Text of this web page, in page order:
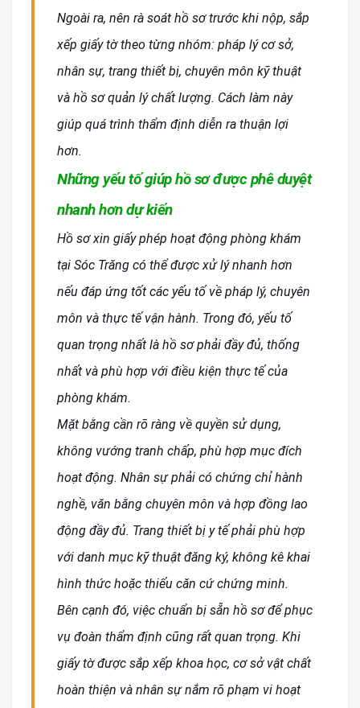
Ngoài ra, nên rà soát hồ sơ trước khi nộp, sắp
xếp giấy tờ theo từng nhóm: pháp lý cơ sở,
nhân sự, trang thiết bị, chuyên môn kỹ thuật
và hồ sơ quản lý chất lượng. Cách làm này
giúp quá trình thẩm định diễn ra thuận lợi
hơn.
Những yếu tố giúp hồ sơ được phê duyệt
nhanh hơn dự kiến
Hồ sơ xin giấy phép hoạt động phòng khám
tại Sóc Trăng có thể được xử lý nhanh hơn
nếu đáp ứng tốt các yếu tố về pháp lý, chuyên
môn và thực tế vận hành. Trong đó, yếu tố
quan trọng nhất là hồ sơ phải đầy đủ, thống
nhất và phù hợp với điều kiện thực tế của
phòng khám.
Mặt bằng cần rõ ràng về quyền sử dụng,
không vướng tranh chấp, phù hợp mục đích
hoạt động. Nhân sự phải có chứng chỉ hành
nghề, văn bằng chuyên môn và hợp đồng lao
động đầy đủ. Trang thiết bị y tế phải phù hợp
với danh mục kỹ thuật đăng ký, không kê khai
hình thức hoặc thiếu căn cứ chứng minh.
Bên cạnh đó, việc chuẩn bị sẵn hồ sơ để phục
vụ đoàn thẩm định cũng rất quan trọng. Khi
giấy tờ được sắp xếp khoa học, cơ sở vật chất
hoàn thiện và nhân sự nắm rõ phạm vi hoạt